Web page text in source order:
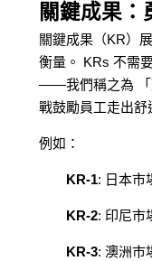
關鍵成果：
關鍵成果（KR）
衡量。 KRs 不需
——我們稱之為 「
戰鼓勵員工走出舒
例如：
KR-1: 日本市
KR-2: 印尼市
KR-3: 澳洲市